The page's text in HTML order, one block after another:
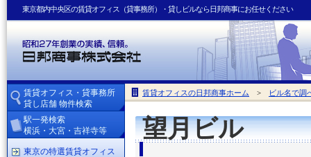
東京都内中央区の賃貸オフィス（貸事務所）・貸しビルなら日邦商事にお任せください
賃貸オフィスの日邦商事ホーム > ビル名で調
望月ビル
賃貸オフィス・貸事務所
貸し店舗 物件検索
駅一発検索
横浜・大宮・吉祥寺等
東京の特選賃貸オフィス